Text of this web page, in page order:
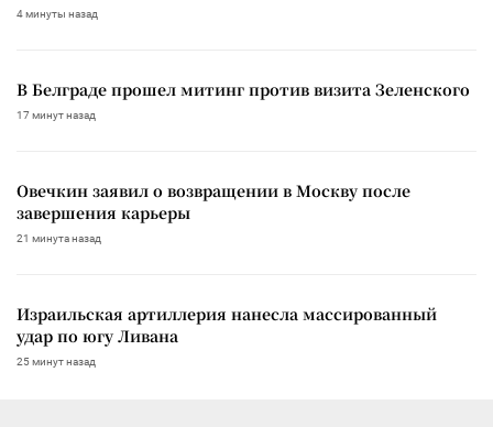
4 минуты назад
В Белграде прошел митинг против визита Зеленского
17 минут назад
Овечкин заявил о возвращении в Москву после
завершения карьеры
21 минута назад
Израильская артиллерия нанесла массированный
удар по югу Ливана
25 минут назад